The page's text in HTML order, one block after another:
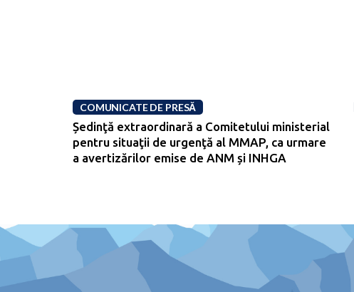
COMUNICATE DE PRESĂ
Ședinţă extraordinară a Comitetului ministerial
pentru situaţii de urgenţă al MMAP, ca urmare
a avertizărilor emise de ANM și INHGA